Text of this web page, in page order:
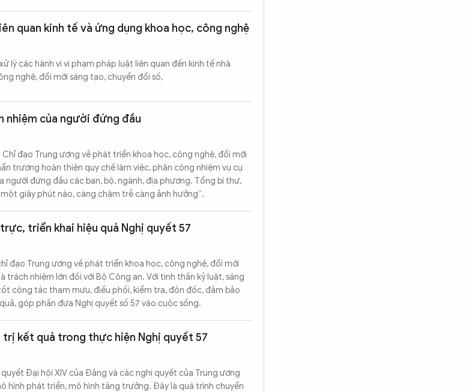
quan kinh tế và ứng dụng khoa học, công nghệ
lý các hành vi vi phạm pháp luật liên quan đến kinh tế nhà
nghệ, đổi mới sáng tạo, chuyển đổi số,
nhiệm của người đứng đầu
đạo Trung ương về phát triển khoa học, công nghệ, đổi mới
trương hoàn thiện quy chế làm việc, phân công nhiệm vụ cụ
đứng đầu các ban, bộ, ngành, địa phương. Tổng bí thư,
giây phút nào, càng chậm trễ càng ảnh hưởng”.
triển khai hiệu quả Nghị quyết 57
đạo Trung ương về phát triển khoa học, công nghệ, đổi mới
trách nhiệm lớn đối với Bộ Công an. Với tinh thần kỷ luật, sáng
công tác tham mưu, điều phối, kiểm tra, đôn đốc, đảm bảo
góp phần đưa Nghị quyết số 57 vào cuộc sống.
kết quả trong thực hiện Nghị quyết 57
Đại hội XIV của Đảng và các nghị quyết của Trung ương
hình phát triển, mô hình tăng trưởng. Đây là quá trình chuyển